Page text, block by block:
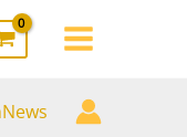
MAIN